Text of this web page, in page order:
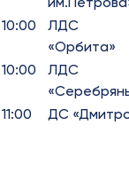
10:00
ЛДС
«Орбита»
10:00
ЛДС
11:00 ДС